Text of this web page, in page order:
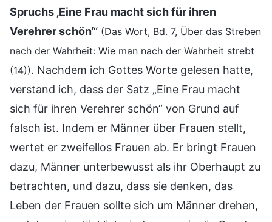
Spruchs ‚Eine Frau macht sich für ihren
Verehrer schön‘“ (Das Wort, Bd. 7, Über das Streben
nach der Wahrheit: Wie man nach der Wahrheit strebt
(14)). Nachdem ich Gottes Worte gelesen hatte,
verstand ich, dass der Satz „Eine Frau macht
sich für ihren Verehrer schön“ von Grund auf
falsch ist. Indem er Männer über Frauen stellt,
wertet er zweifellos Frauen ab. Er bringt Frauen
dazu, Männer unterbewusst als ihr Oberhaupt zu
betrachten, und dazu, dass sie denken, das
Leben der Frauen sollte sich um Männer drehen,